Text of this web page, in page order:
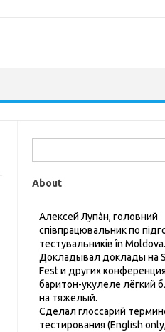
About
Алексей Лупàн, головний
спiвпрацювальник по
тестувальників în Moldova.
Докладывал доклады на
Fest и других
баритон-укулеле лёгкий
на тяжелый.
Сделал глоссарий
тестирования (English